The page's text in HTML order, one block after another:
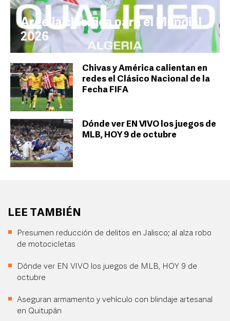
Argelia clasifica para el Mundial
2026
Chivas y América calientan en
redes el Clásico Nacional de la
Fecha FIFA
Dónde ver EN VIVO los juegos de
MLB, HOY 9 de octubre
LEE TAMBIÉN
Presumen reducción de delitos en Jalisco; al alza robo
de motocicletas
Dónde ver EN VIVO los juegos de MLB, HOY 9 de
octubre
Aseguran armamento y vehículo con blindaje artesanal
en Quitupán